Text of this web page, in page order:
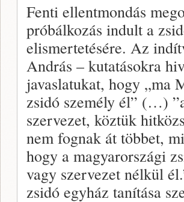
Fenti ellentmondás
próbálkozás indult a
elismertetésére. Az
András – kutatásokra
javaslatukat, hogy „ma
zsidó személy él” (…)
szervezet, köztük
nem fognak át többet,
hogy a magyarországi
vagy szervezet nélkül
zsidó egyház tanítása